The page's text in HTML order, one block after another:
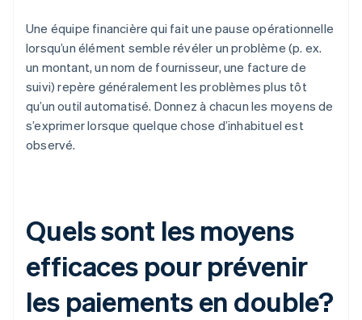
Une équipe financière qui fait une pause opérationnelle
lorsqu’un élément semble révéler un problème (p. ex.
un montant, un nom de fournisseur, une facture de
suivi) repère généralement les problèmes plus tôt
qu’un outil automatisé. Donnez à chacun les moyens de
s’exprimer lorsque quelque chose d’inhabituel est
observé.
Quels sont les moyens
efficaces pour prévenir
les paiements en double?